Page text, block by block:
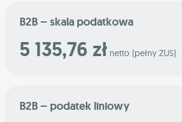
B2B – skala podatkowa
5 135,76 zł netto (pełny ZUS)
B2B – podatek liniowy